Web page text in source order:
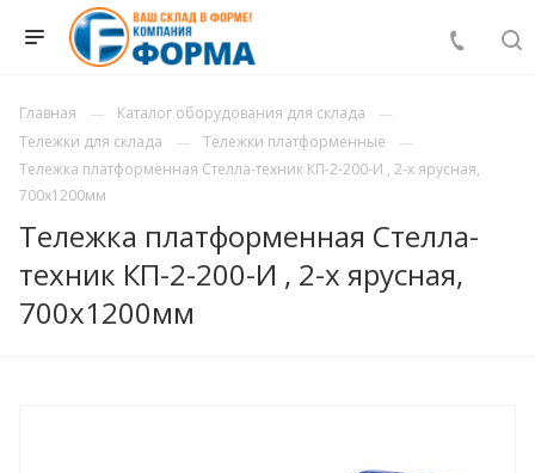
Главная
Каталог оборудования для склада
Тележки для склада
Тележки платформенные
Тележка платформенная Стелла-техник КП-2-200-И , 2-х ярусная,
700х1200мм
Тележка платформенная Стелла-
техник КП-2-200-И , 2-х ярусная,
700х1200мм